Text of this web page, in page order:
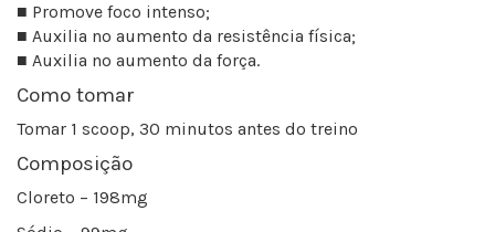
■ Promove foco intenso;
■ Auxilia no aumento da resistência física;
■ Auxilia no aumento da força.
Como tomar
Tomar 1 scoop, 30 minutos antes do treino
Composição
Cloreto – 198mg